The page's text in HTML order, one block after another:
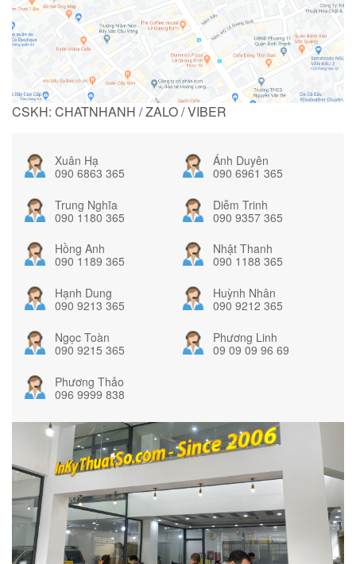
CSKH: CHATNHANH / ZALO / VIBER
Xuân Hạ
090 6863 365
Ánh Duyên
090 6961 365
Trung Nghĩa
090 1180 365
Diễm Trinh
090 9357 365
Hồng Anh
090 1189 365
Nhật Thanh
090 1188 365
Hạnh Dung
090 9213 365
Huỳnh Nhân
090 9212 365
Ngọc Toàn
090 9215 365
Phương Linh
09 09 09 96 69
Phương Thảo
096 9999 838